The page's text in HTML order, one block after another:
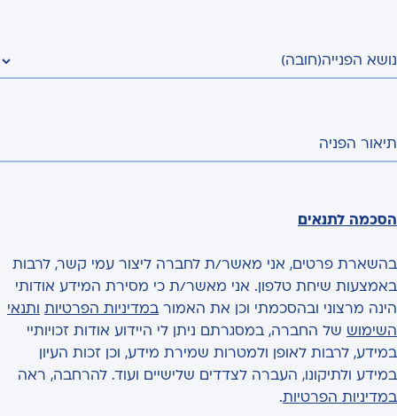
נושא הפנייה(חובה)
תיאור הפניה
הסכמה לתנאים
בהשארת פרטים, אני מאשר/ת לחברה ליצור עמי קשר, לרבות
באמצעות שיחת טלפון. אני מאשר/ת כי מסירת המידע אודותי
הינה מרצוני ובהסכמתי וכן את האמור במדיניות הפרטיות ותנאי
השימוש של החברה, במסגרתם ניתן לי היידוע אודות זכויותיי
במידע, לרבות לאופן ולמטרות שמירת מידע, וכן זכות העיון
במידע ולתיקונו, העברה לצדדים שלישיים ועוד. להרחבה, ראה
במדיניות הפרטיות.